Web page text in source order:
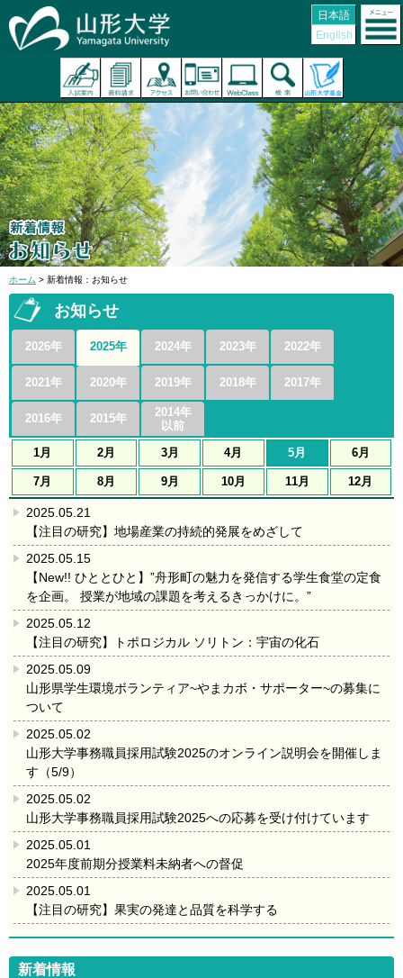
日本語
English
ホーム > 新着情報：お知らせ
お知らせ
2026年 2025年 2024年 2023年 2022年
2021年 2020年 2019年 2018年 2017年
2016年 2015年
2014年
以前
1月
2月 3月 4月 5月 6月
7月 8月 9月 10月 11月 12月
2025.05.21
【注目の研究】地場産業の持続的発展をめざして
2025.05.15
【New!! ひととひと】”舟形町の魅力を発信する学生食堂の定食
を企画。 授業が地域の課題を考えるきっかけに。”
2025.05.12
【注目の研究】トポロジカル ソリトン：宇宙の化石
2025.05.09
山形県学生環境ボランティア~やまカボ・サポーター~の募集に
ついて
2025.05.02
山形大学事務職員採用試験2025のオンライン説明会を開催しま
す（5/9）
2025.05.02
山形大学事務職員採用試験2025への応募を受け付けています
2025.05.01
2025年度前期分授業料未納者への督促
2025.05.01
【注目の研究】果実の発達と品質を科学する
新着情報